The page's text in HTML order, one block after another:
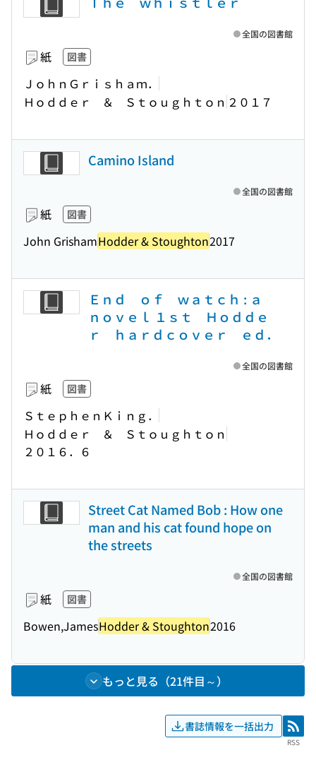
紙 図書
ＪｏｈｎＧｒｉｓｈａｍ．
Ｈｏｄｄｅｒ ＆ Ｓｔｏｕｇｈｔｏｎ ２０１７
全国の図書館
Camino Island
紙 図書
John GrishamHodder & Stoughton2017
全国の図書館
Ｅｎｄ ｏｆ ｗａｔｃｈ : ａ
ｎｏｖｅｌ １ｓｔ Ｈｏｄｄｅ
ｒ ｈａｒｄｃｏｖｅｒ ｅｄ．
紙 図書
ＳｔｅｐｈｅｎＫｉｎｇ．
Ｈｏｄｄｅｒ ＆ Ｓｔｏｕｇｈｔｏｎ
２０１６．６
全国の図書館
Street Cat Named Bob : How one
man and his cat found hope on
the streets
紙 図書
Bowen,JamesHodder & Stoughton2016
全国の図書館
もっと見る（21件目～）
書誌情報を一括出力 RSS
RSS